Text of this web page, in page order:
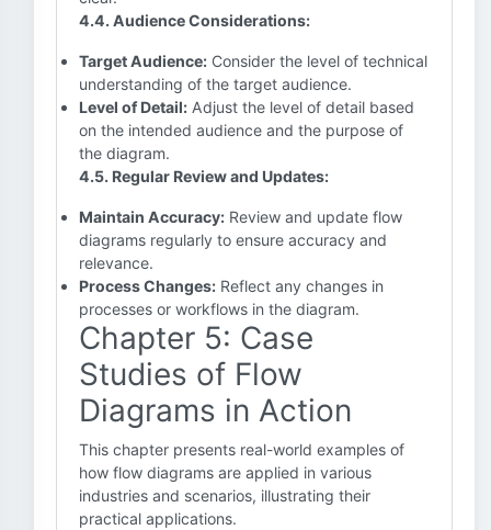
4.4. Audience Considerations:
Target Audience: Consider the level of technical
understanding of the target audience.
Level of Detail: Adjust the level of detail based
on the intended audience and the purpose of
the diagram.
4.5. Regular Review and Updates:
Maintain Accuracy: Review and update flow
diagrams regularly to ensure accuracy and
relevance.
Process Changes: Reflect any changes in
processes or workflows in the diagram.
Chapter 5: Case
Studies of Flow
Diagrams in Action
This chapter presents real-world examples of
how flow diagrams are applied in various
industries and scenarios, illustrating their
practical applications.